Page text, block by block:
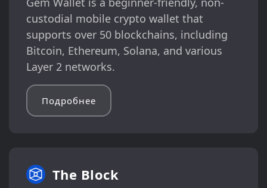
custodial mobile crypto wallet that
supports over 50 blockchains, including
Bitcoin, Ethereum, Solana, and various
Layer 2 networks.
Подробнее
The Block